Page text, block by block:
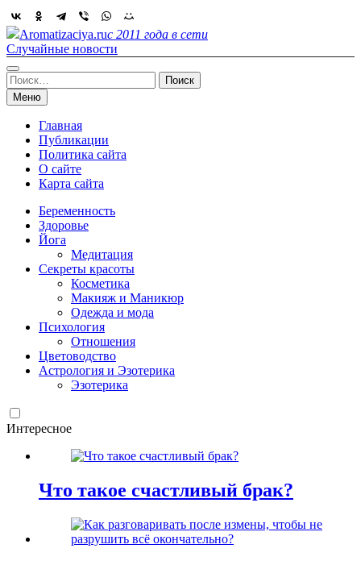
Skip
to
content
Aromatizaciya.ruс 2011 года в сети
Случайные новости
Найти:
Меню
Главная
Публикации
Политика сайта
О сайте
Карта сайта
Беременность
Здоровье
Йога
Медитация
Секреты красоты
Косметика
Макияж и Маникюр
Одежда и мода
Психология
Отношения
Цветоводство
Астрология и Эзотерика
Эзотерика
Интересное
Что такое счастливый брак?